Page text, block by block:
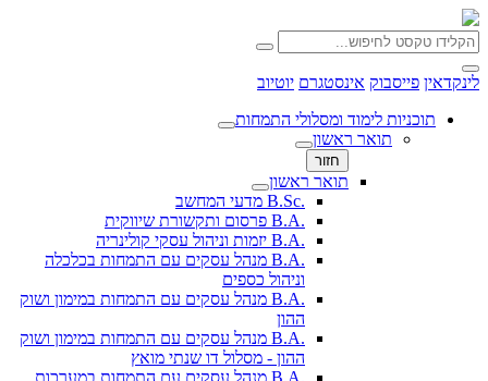
לינקדאין פייסבוק אינסטגרם יוטיוב
תוכניות לימוד ומסלולי התמחות
תואר ראשון
חזור
תואר ראשון
.B.Sc מדעי המחשב
.B.A פרסום ותקשורת שיווקית
.B.A יזמות וניהול עסקי קולינריה
.B.A מנהל עסקים עם התמחות בכלכלה
וניהול כספים
.B.A מנהל עסקים עם התמחות במימון ושוק
ההון
.B.A מנהל עסקים עם התמחות במימון ושוק
ההון - מסלול דו שנתי מואץ
.B.A מנהל עסקים עם התמחות במערכות